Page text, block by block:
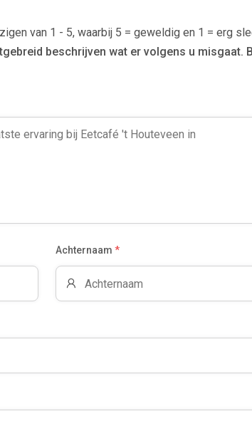
van 1 - 5, waarbij 5 = geweldig en 1 = erg
beschrijven wat er volgens u misgaat.
Achternaam *